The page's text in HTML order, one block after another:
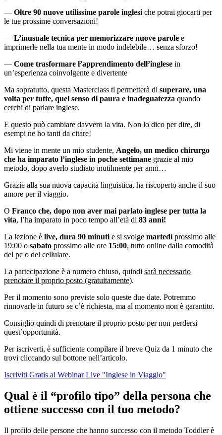
— Oltre 90 nuove utilissime parole inglesi che potrai giocarti per
le tue prossime conversazioni!
— L’inusuale tecnica per memorizzare nuove parole e
imprimerle nella tua mente in modo indelebile… senza sforzo!
— Come trasformare l’apprendimento dell’inglese in
un’esperienza coinvolgente e divertente
Ma sopratutto, questa Masterclass ti permetterà di superare, una
volta per tutte, quel senso di paura e inadeguatezza quando
cerchi di parlare inglese.
E questo può cambiare davvero la vita. Non lo dico per dire, di
esempi ne ho tanti da citare!
Mi viene in mente un mio studente, Angelo, un medico chirurgo
che ha imparato l’inglese in poche settimane grazie al mio
metodo, dopo averlo studiato inutilmente per anni…
Grazie alla sua nuova capacità linguistica, ha riscoperto anche il suo
amore per il viaggio.
O Franco che, dopo non aver mai parlato inglese per tutta la
vita, l’ha imparato in poco tempo all’età di 83 anni!
La lezione è live, dura 90 minuti e si svolge martedì prossimo alle
19:00 o sabato prossimo alle ore 15:00, tutto online dalla comodità
del pc o del cellulare.
La partecipazione è a numero chiuso, quindi sarà necessario
prenotare il proprio posto (gratuitamente).
Per il momento sono previste solo queste due date. Potremmo
rinnovarle in futuro se c’è richiesta, ma al momento non è garantito.
Consiglio quindi di prenotare il proprio posto per non perdersi
quest’opportunità.
Per iscriverti, è sufficiente compilare il breve Quiz da 1 minuto che
trovi cliccando sul bottone nell’articolo.
Iscriviti Gratis al Webinar Live "Inglese in Viaggio"
Qual è il “profilo tipo” della persona che
ottiene successo con il tuo metodo?
Il profilo delle persone che hanno successo con il metodo Toddler è